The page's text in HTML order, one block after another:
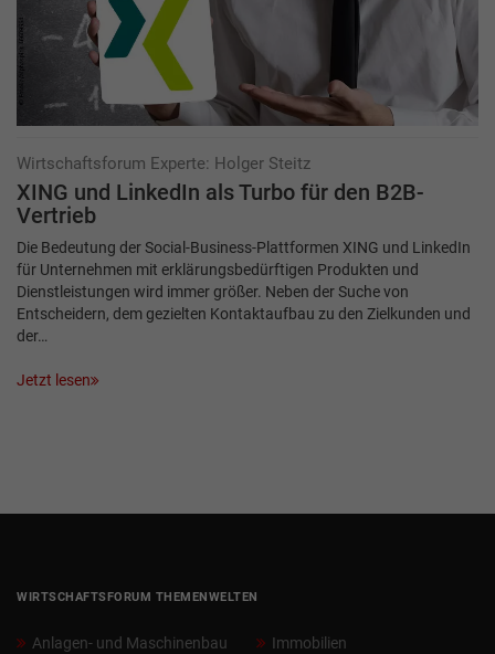
Wirtschaftsforum Experte: Holger Steitz
XING und LinkedIn als Turbo für den B2B-
Vertrieb
Die Bedeutung der Social-Business-Plattformen XING und LinkedIn
für Unternehmen mit erklärungsbedürftigen Produkten und
Dienstleistungen wird immer größer. Neben der Suche von
Entscheidern, dem gezielten Kontaktaufbau zu den Zielkunden und
der…
Jetzt lesen
WIRTSCHAFTSFORUM THEMENWELTEN
Anlagen- und Maschinenbau
Immobilien